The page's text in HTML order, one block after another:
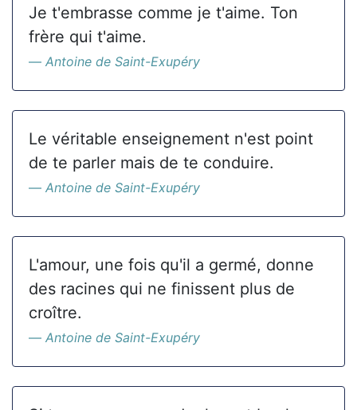
Je t'embrasse comme je t'aime. Ton
frère qui t'aime.
Antoine de Saint-Exupéry
Le véritable enseignement n'est point
de te parler mais de te conduire.
Antoine de Saint-Exupéry
L'amour, une fois qu'il a germé, donne
des racines qui ne finissent plus de
croître.
Antoine de Saint-Exupéry